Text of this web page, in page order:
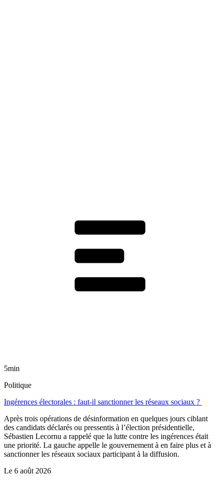
5min
Politique
Ingérences électorales : faut-il sanctionner les réseaux sociaux ?
Après trois opérations de désinformation en quelques jours ciblant
des candidats déclarés ou pressentis à l’élection présidentielle,
Sébastien Lecornu a rappelé que la lutte contre les ingérences était
une priorité. La gauche appelle le gouvernement à en faire plus et à
sanctionner les réseaux sociaux participant à la diffusion.
Le 6 août 2026